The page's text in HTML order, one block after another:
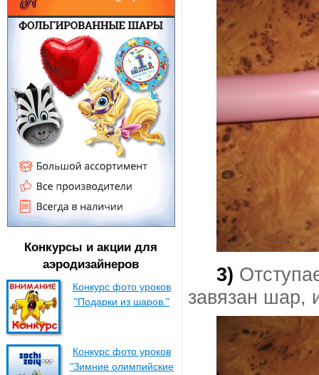
Конкурсы и акции для
аэродизайнеров
Конкурс фото уроков
"Подарки из шаров."
Конкурс фото уроков
"Зимние олимпийские
3)
завязан шар,